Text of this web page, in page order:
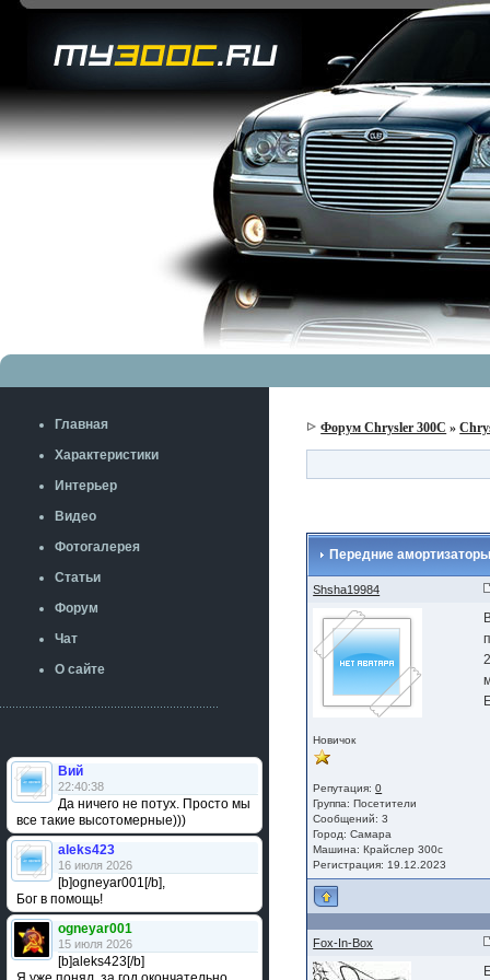
Главная
Характеристики
Интерьер
Видео
Фотогалерея
Статьи
Форум
Чат
О сайте
Вий
22:40:38
Да ничего не потух. Просто мы
все такие высотомерные)))
aleks423
16 июля 2026
[b]ogneyar001[/b],
Бог в помощь!
ogneyar001
15 июля 2026
[b]aleks423[/b]
Форум Chrysler 300C »
Передние
Shsha19984
Новичок
Репутация:0
Группа:Посетители
Сообщений: 3
Город: Самара
Машина: Крайслер 300с
Регистрация: 19.12.2023
Fox-In-Box